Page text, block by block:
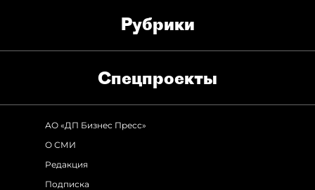
Рубрики
Спец­проекты
АО «ДП Бизнес Пресс»
О СМИ
Редакция
Подписка